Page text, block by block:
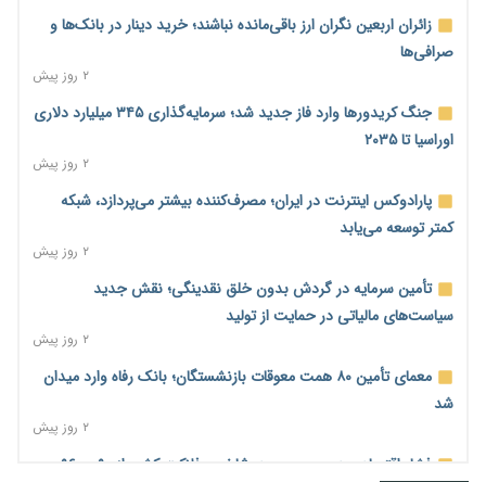
زائران اربعین نگران ارز باقی‌مانده نباشند؛ خرید دینار در بانک‌ها و
صرافی‌ها
۲ روز پیش
جنگ کریدورها وارد فاز جدید شد؛ سرمایه‌گذاری ۳۴۵ میلیارد دلاری
اوراسیا تا ۲۰۳۵
۲ روز پیش
پارادوکس اینترنت در ایران؛ مصرف‌کننده بیشتر می‌پردازد، شبکه
کمتر توسعه می‌یابد
۲ روز پیش
تأمین سرمایه در گردش بدون خلق نقدینگی؛ نقش جدید
سیاست‌های مالیاتی در حمایت از تولید
۲ روز پیش
معمای تأمین ۸۰ همت معوقات بازنشستگان؛ بانک رفاه وارد میدان
شد
۲ روز پیش
فشار اقتصادی در مسیر صعود؛ شاخص فلاکت کشور از ۹۰ به ۹۶